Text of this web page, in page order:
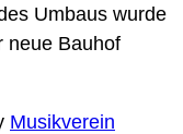
Umbaus wurde
neue Bauhof
Musikverein